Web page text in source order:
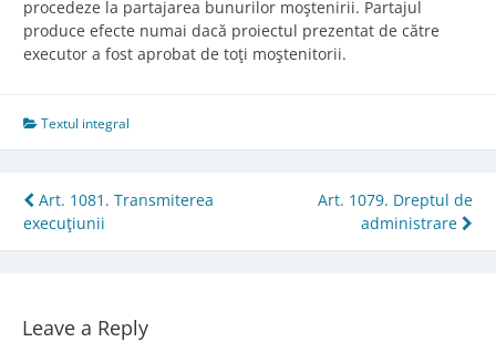
procedeze la partajarea bunurilor moştenirii. Partajul
produce efecte numai dacă proiectul prezentat de către
executor a fost aprobat de toţi moştenitorii.
Textul integral
Post
navigation
Art. 1081. Transmiterea
execuţiunii
Art. 1079. Dreptul de
administrare
Leave a Reply